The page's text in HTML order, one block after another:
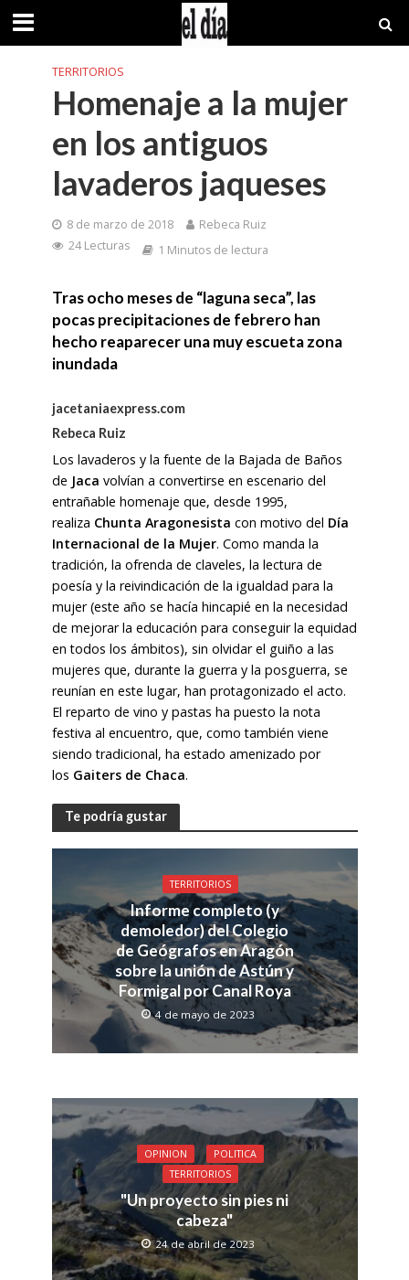
TERRITORIOS
Homenaje a la mujer
en los antiguos
lavaderos jaqueses
8 de marzo de 2018
Rebeca Ruiz
24 Lecturas
1 Minutos de lectura
Tras ocho meses de “laguna seca”, las
pocas precipitaciones de febrero han
hecho reaparecer una muy escueta zona
inundada
jacetaniaexpress.com
Rebeca Ruiz
Los lavaderos y la fuente de la Bajada de Baños
de Jaca volvían a convertirse en escenario del
entrañable homenaje que, desde 1995,
realiza Chunta Aragonesista con motivo del Día
Internacional de la Mujer. Como manda la
tradición, la ofrenda de claveles, la lectura de
poesía y la reivindicación de la igualdad para la
mujer (este año se hacía hincapié en la necesidad
de mejorar la educación para conseguir la equidad
en todos los ámbitos), sin olvidar el guiño a las
mujeres que, durante la guerra y la posguerra, se
reunían en este lugar, han protagonizado el acto.
El reparto de vino y pastas ha puesto la nota
festiva al encuentro, que, como también viene
siendo tradicional, ha estado amenizado por
los Gaiters de Chaca.
Te podría gustar
TERRITORIOS
Informe completo (y
demoledor) del Colegio
de Geógrafos en Aragón
sobre la unión de Astún y
Formigal por Canal Roya
4 de mayo de 2023
OPINION
POLITICA
TERRITORIOS
"Un proyecto sin pies ni
cabeza"
24 de abril de 2023